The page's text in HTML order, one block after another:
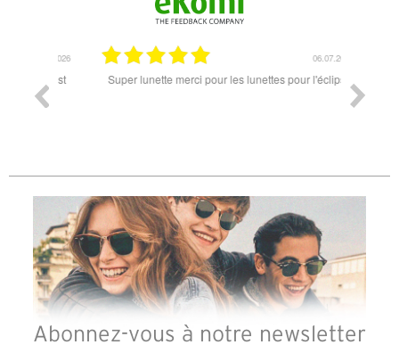
06.07.2026
Super lunette merci pour les lunettes pour l'éclipse
Abonnez-vous à notre newsletter